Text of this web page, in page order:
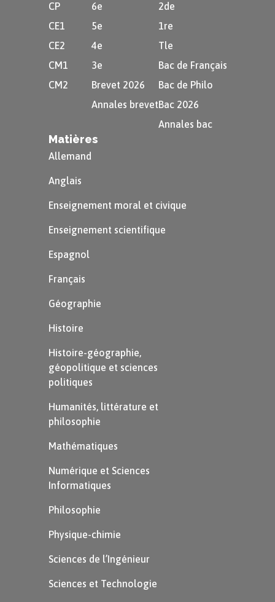
CP
CE1
CE2
CM1
CM2
6e
5e
4e
3e
Brevet 2026
Annales brevet
2de
1re
Tle
Bac de Français
Bac de Philo
Bac 2026
Annales bac
Matières
Allemand
Anglais
Enseignement moral et civique
Enseignement scientifique
Espagnol
Français
Géographie
Histoire
Histoire-géographie,
géopolitique et sciences
politiques
Humanités, littérature et
philosophie
Mathématiques
Numérique et Sciences
Informatiques
Philosophie
Physique-chimie
Sciences de l’Ingénieur
Sciences et Technologie